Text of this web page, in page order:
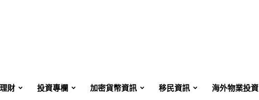
財 投資專欄 加密貨幣資訊 移民資訊
海外物業投資